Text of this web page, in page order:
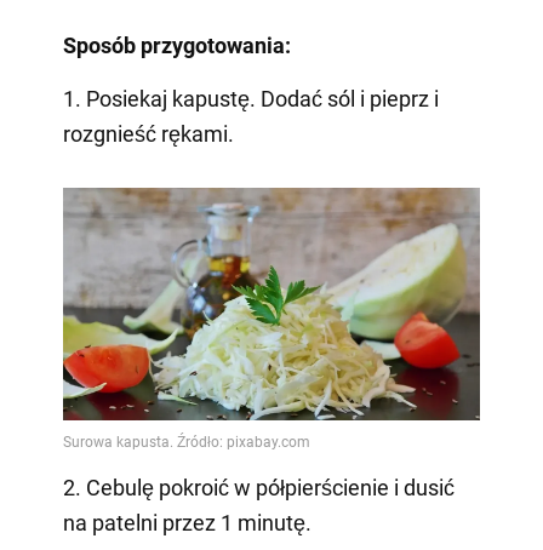
Sposób przygotowania:
1. Posiekaj kapustę. Dodać sól i pieprz i
rozgnieść rękami.
2. Cebulę pokroić w półpierścienie i dusić
na patelni przez 1 minutę.